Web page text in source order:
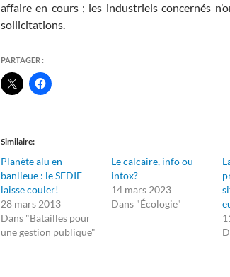
affaire en cours ; les industriels concernés
sollicitations.
PARTAGER :
Similaire
Planète alu en
banlieue : le SEDIF
laisse couler!
28 mars 2013
Dans "Batailles pour
une gestion publique"
Le calcaire, info ou
intox?
14 mars 2023
Dans "Écologie"